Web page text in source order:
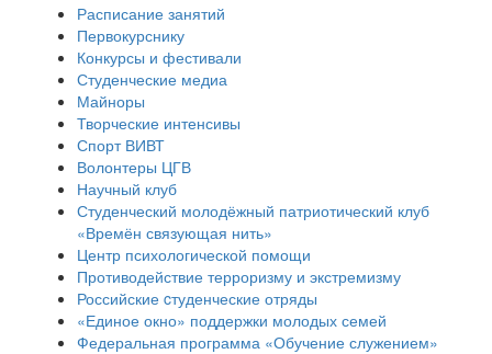
Расписание занятий
Первокурснику
Конкурсы и фестивали
Студенческие медиа
Майноры
Творческие интенсивы
Спорт ВИВТ
Волонтеры ЦГВ
Научный клуб
Студенческий молодёжный патриотический клуб
«Времён связующая нить»
Центр психологической помощи
Противодействие терроризму и экстремизму
Российские cтуденческие отряды
«Единое окно» поддержки молодых семей
Федеральная программа «Обучение служением»